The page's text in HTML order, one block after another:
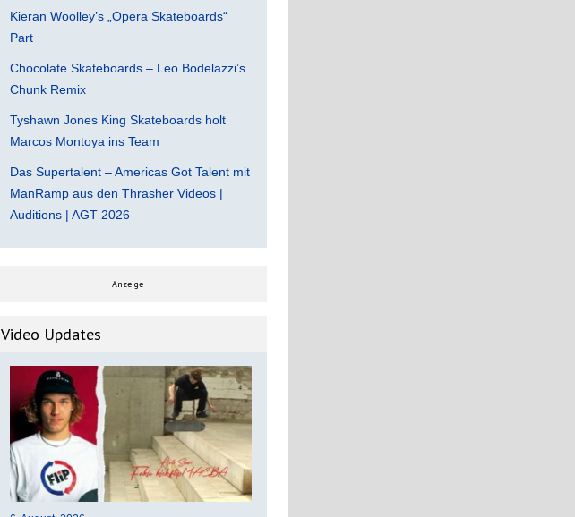
Kieran Woolley’s „Opera Skateboards“
Part
Chocolate Skateboards – Leo Bodelazzi’s
Chunk Remix
Tyshawn Jones King Skateboards holt
Marcos Montoya ins Team
Das Supertalent – Americas Got Talent mit
ManRamp aus den Thrasher Videos |
Auditions | AGT 2026
Anzeige
Video Updates